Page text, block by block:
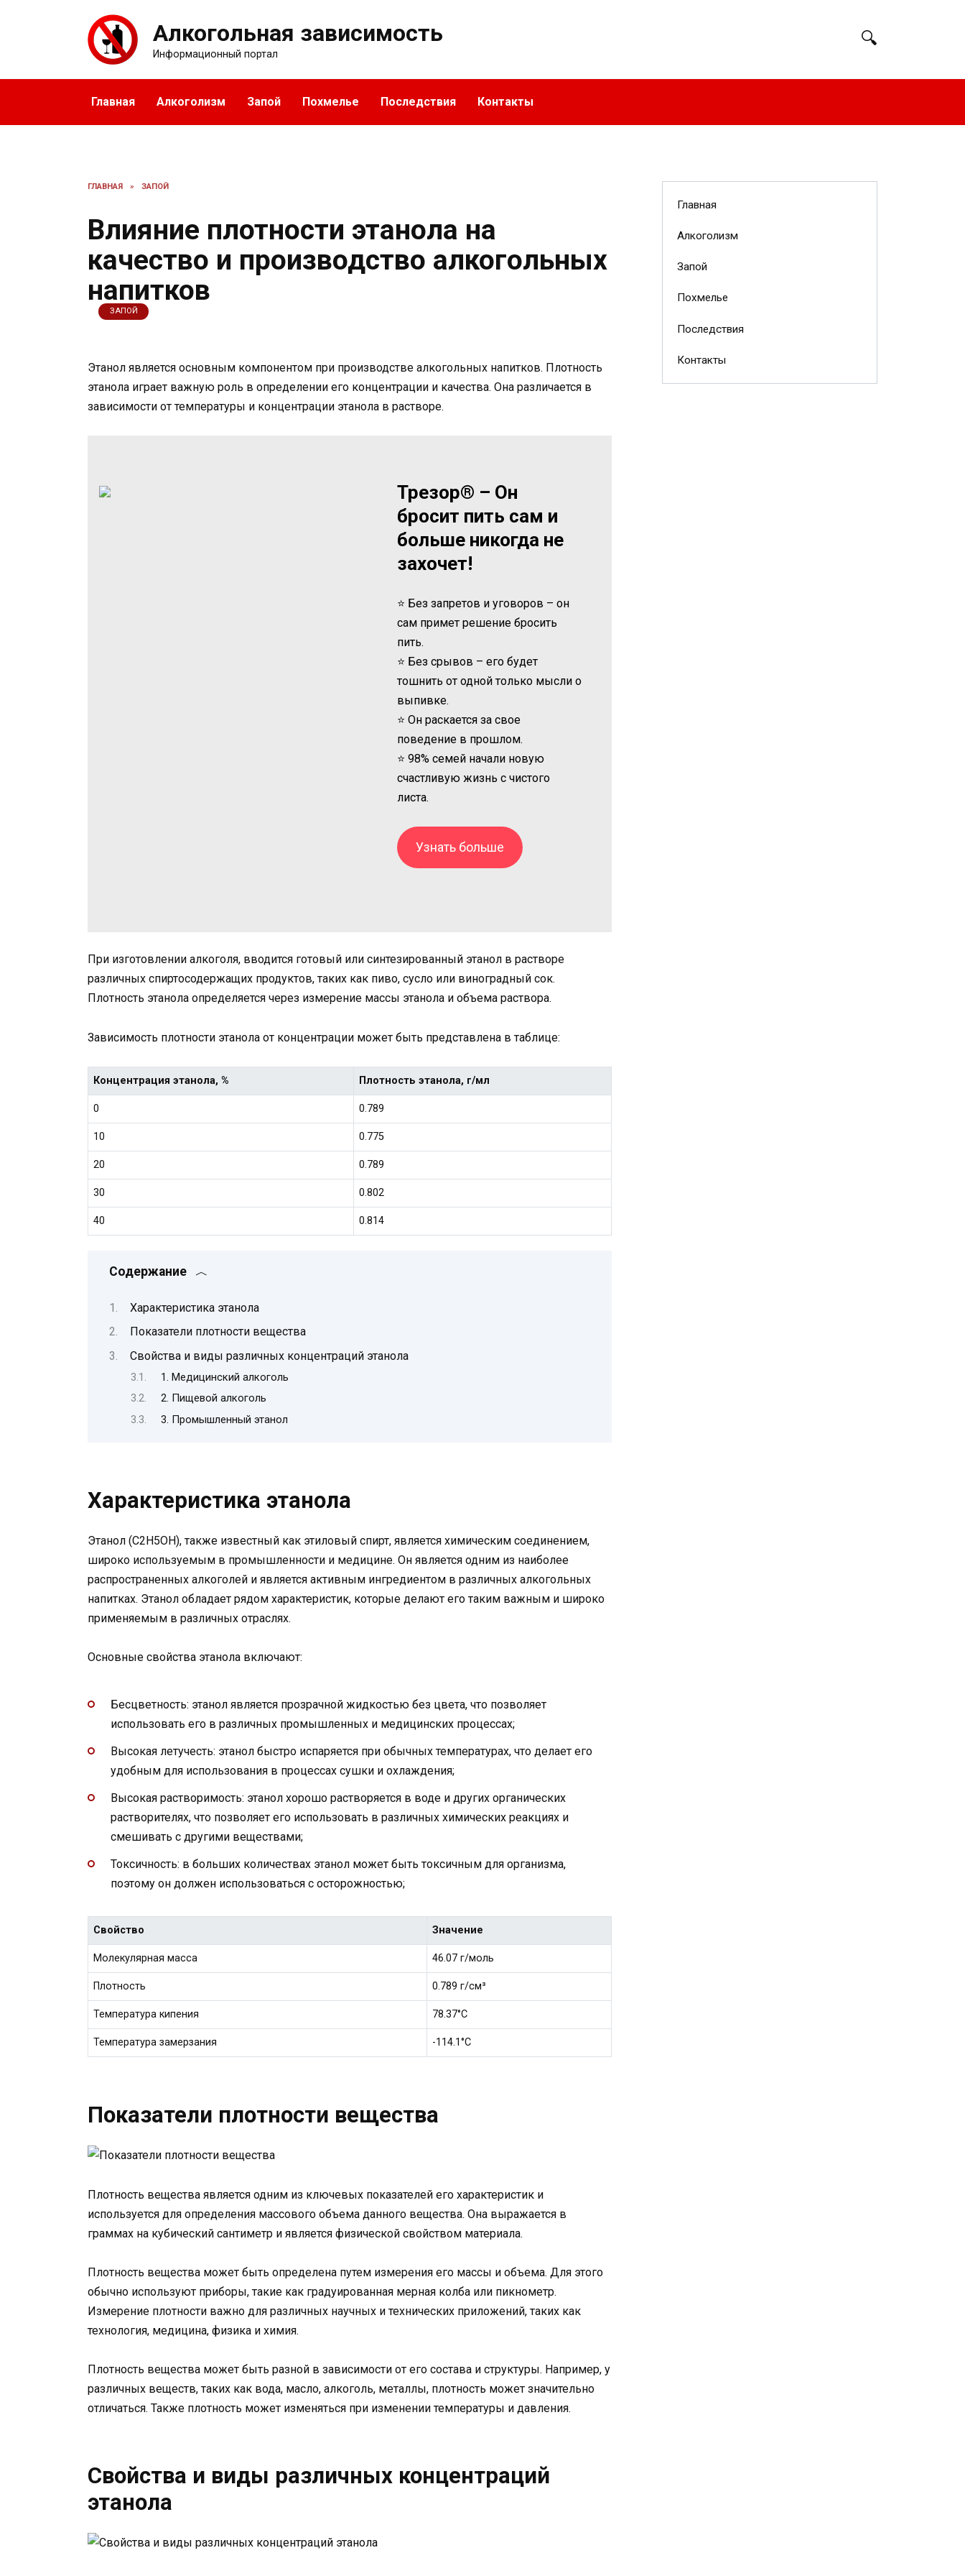
Алкогольная зависимость
Информационный портал
Главная Алкоголизм Запой Похмелье Последствия Контакты
ГЛАВНАЯ » ЗАПОЙ
Влияние плотности этанола на
качество и производство алкогольных
напитков
ЗАПОЙ
Этанол является основным компонентом при производстве алкогольных напитков. Плотность
этанола играет важную роль в определении его концентрации и качества. Она различается в
зависимости от температуры и концентрации этанола в растворе.
Трезор® – Он
бросит пить сам и
больше никогда не
захочет!
⭐ Без запретов и уговоров – он
сам примет решение бросить
пить.
⭐ Без срывов – его будет
тошнить от одной только мысли о
выпивке.
⭐ Он раскается за свое
поведение в прошлом.
⭐ 98% семей начали новую
счастливую жизнь с чистого
листа.
Узнать больше
При изготовлении алкоголя, вводится готовый или синтезированный этанол в растворе
различных спиртосодержащих продуктов, таких как пиво, сусло или виноградный сок.
Плотность этанола определяется через измерение массы этанола и объема раствора.
Зависимость плотности этанола от концентрации может быть представлена в таблице:
Концентрация этанола, % Плотность этанола, г/мл
0 0.789
10 0.775
20 0.789
30 0.802
40 0.814
Содержание
Характеристика этанола
Показатели плотности вещества
Свойства и виды различных концентраций этанола
1. Медицинский алкоголь
2. Пищевой алкоголь
3. Промышленный этанол
Характеристика этанола
Этанол (C2H5OH), также известный как этиловый спирт, является химическим соединением,
широко используемым в промышленности и медицине. Он является одним из наиболее
распространенных алкоголей и является активным ингредиентом в различных алкогольных
напитках. Этанол обладает рядом характеристик, которые делают его таким важным и широко
применяемым в различных отраслях.
Основные свойства этанола включают:
Бесцветность: этанол является прозрачной жидкостью без цвета, что позволяет
использовать его в различных промышленных и медицинских процессах;
Высокая летучесть: этанол быстро испаряется при обычных температурах, что делает его
удобным для использования в процессах сушки и охлаждения;
Высокая растворимость: этанол хорошо растворяется в воде и других органических
растворителях, что позволяет его использовать в различных химических реакциях и
смешивать с другими веществами;
Токсичность: в больших количествах этанол может быть токсичным для организма,
поэтому он должен использоваться с осторожностью;
Свойство Значение
Молекулярная масса 46.07 г/моль
Плотность 0.789 г/см³
Температура кипения 78.37°C
Температура замерзания -114.1°C
Показатели плотности вещества
Плотность вещества является одним из ключевых показателей его характеристик и
используется для определения массового объема данного вещества. Она выражается в
граммах на кубический сантиметр и является физической свойством материала.
Плотность вещества может быть определена путем измерения его массы и объема. Для этого
обычно используют приборы, такие как градуированная мерная колба или пикнометр.
Измерение плотности важно для различных научных и технических приложений, таких как
технология, медицина, физика и химия.
Плотность вещества может быть разной в зависимости от его состава и структуры. Например, у
различных веществ, таких как вода, масло, алкоголь, металлы, плотность может значительно
отличаться. Также плотность может изменяться при изменении температуры и давления.
Свойства и виды различных концентраций
этанола
Главная
Алкоголизм
Запой
Похмелье
Последствия
Контакты